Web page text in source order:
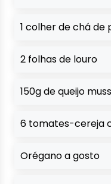
1 colher de chá
2 folhas de louro
150g de queijo
6 tomates-cereja
Orégano a gosto